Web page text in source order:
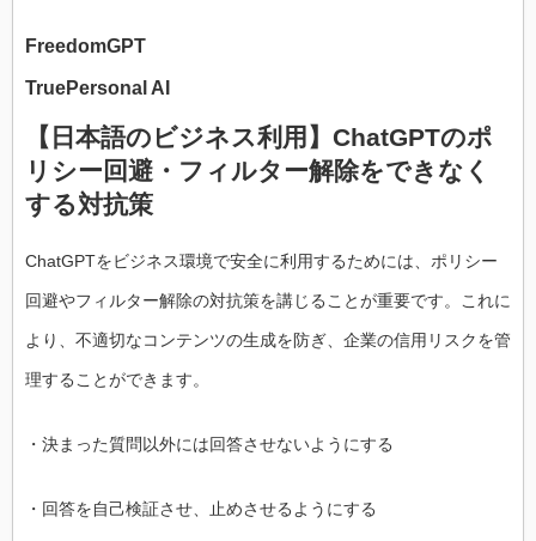
FreedomGPT
TruePersonal AI
【日本語のビジネス利用】ChatGPTのポ
リシー回避・フィルター解除をできなく
する対抗策
ChatGPTをビジネス環境で安全に利用するためには、ポリシー
回避やフィルター解除の対抗策を講じることが重要です。これに
より、不適切なコンテンツの生成を防ぎ、企業の信用リスクを管
理することができます。
・決まった質問以外には回答させないようにする
・回答を自己検証させ、止めさせるようにする